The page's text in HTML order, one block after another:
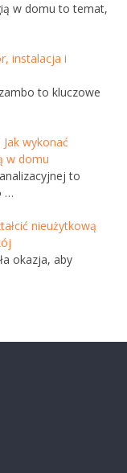
w domu to temat,
instalacja i
to kluczowe
wykonać
w domu
to
…
nieużytkową
okazja, aby